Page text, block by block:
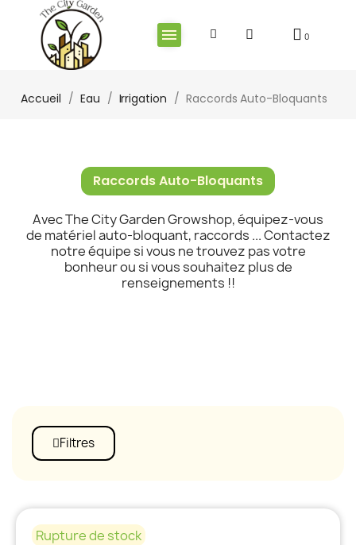
Accueil Eau Irrigation Raccords Auto-Bloquants
Raccords Auto-Bloquants
Avec The City Garden Growshop, équipez-vous
de matériel auto-bloquant, raccords ... Contactez
notre équipe si vous ne trouvez pas votre
bonheur ou si vous souhaitez plus de
renseignements !!
Filtres
Rupture de stock